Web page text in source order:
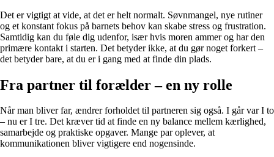
Det er vigtigt at vide, at det er helt normalt. Søvnmangel, nye rutiner
og et konstant fokus på barnets behov kan skabe stress og frustration.
Samtidig kan du føle dig udenfor, især hvis moren ammer og har den
primære kontakt i starten. Det betyder ikke, at du gør noget forkert –
det betyder bare, at du er i gang med at finde din plads.
Fra partner til forælder – en ny rolle
Når man bliver far, ændrer forholdet til partneren sig også. I går var I to
– nu er I tre. Det kræver tid at finde en ny balance mellem kærlighed,
samarbejde og praktiske opgaver. Mange par oplever, at
kommunikationen bliver vigtigere end nogensinde.